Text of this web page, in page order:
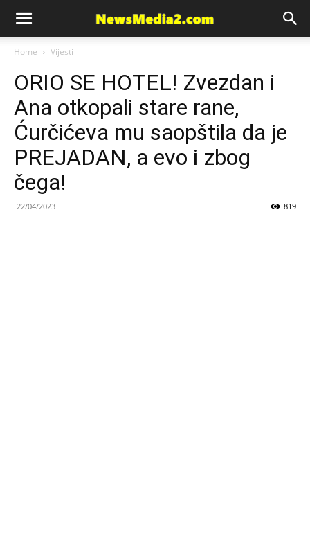
News
Media
Home Vijesti
ORIO SE HOTEL! Zvezdan i
Ana otkopali stare rane,
Ćurčićeva mu saopštila da je
PREJADAN, a evo i zbog
čega!
22/04/2023 819